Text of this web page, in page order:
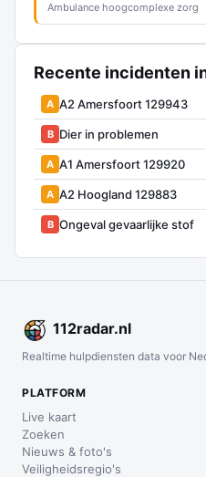
Ambulance hoogcomplexe zorg
Recente incidenten
A A2 Amersfoort 129943
B Dier in problemen
A A1 Amersfoort 129920
A A2 Hoogland 129883
B Ongeval gevaarlijke stof
112radar.nl
Realtime hulpdiensten data voor
PLATFORM
Live kaart
Zoeken
Nieuws & foto's
Veiligheidsregio's